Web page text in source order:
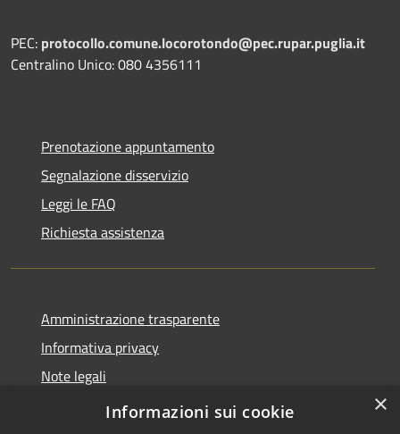
PEC: protocollo.comune.locorotondo@pec.rupar.puglia.it
Centralino Unico: 080 4356111
Prenotazione appuntamento
Segnalazione disservizio
Leggi le FAQ
Richiesta assistenza
Amministrazione trasparente
Informativa privacy
Note legali
Dichiarazione di accessibilità
×
Informazioni sui cookie